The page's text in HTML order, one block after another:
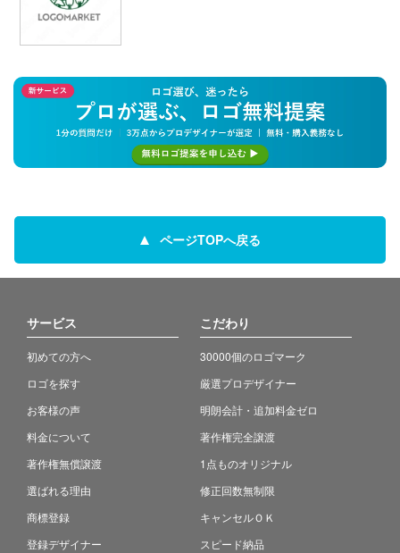
ページTOPへ戻る
サービス
初めての方へ
ロゴを探す
お客様の声
料金について
著作権無償譲渡
選ばれる理由
商標登録
登録デザイナー
こだわり
30000個のロゴマーク
厳選プロデザイナー
明朗会計・追加料金ゼロ
著作権完全譲渡
1点ものオリジナル
修正回数無制限
キャンセルＯＫ
スピード納品